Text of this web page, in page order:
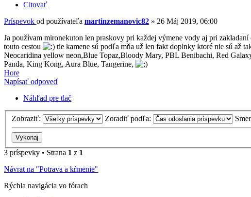
Citovať
Príspevok od používateľa martinzemanovic82 » 26 Máj 2019, 06:00
Ja používam mironekuton len praskovy pri každej výmene vody aj pri
touto cestou
tie kamene sú podľa mňa už len fakt doplnky ktoré nie sú až
Neocaridina yellow neon,Blue Topaz,Bloody Mary, PBL Benibachi, Red
Panda, King Kong, Aura Blue, Tangerine,
Hore
Napísať odpoveď
Náhľad pre tlač
Zobraziť: Zoradiť podľa:
3 príspevky • Strana 1 z 1
Návrat na "Potrava a kŕmenie"
Rýchla navigácia vo fórach